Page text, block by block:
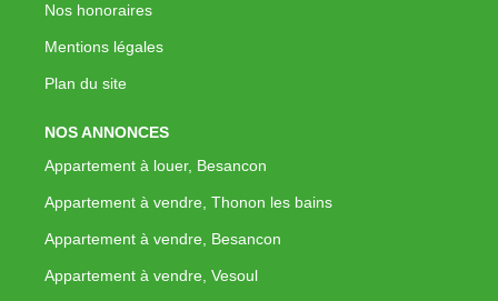
Nos honoraires
Mentions légales
Plan du site
NOS ANNONCES
Appartement à louer, Besancon
Appartement à vendre, Thonon les bains
Appartement à vendre, Besancon
Appartement à vendre, Vesoul